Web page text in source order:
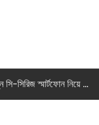
নতুন সি-সিরিজ স্মার্টফোন নিয়ে আসছে রিয়েলমি